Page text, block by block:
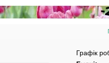
Графік